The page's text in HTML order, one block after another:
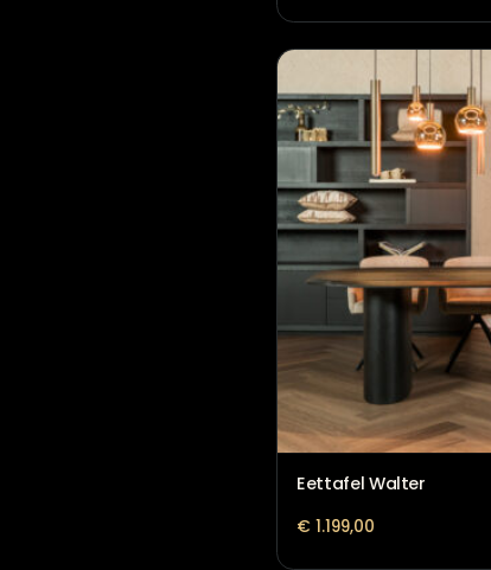
Eettafel St. Tropez
€2.428,00